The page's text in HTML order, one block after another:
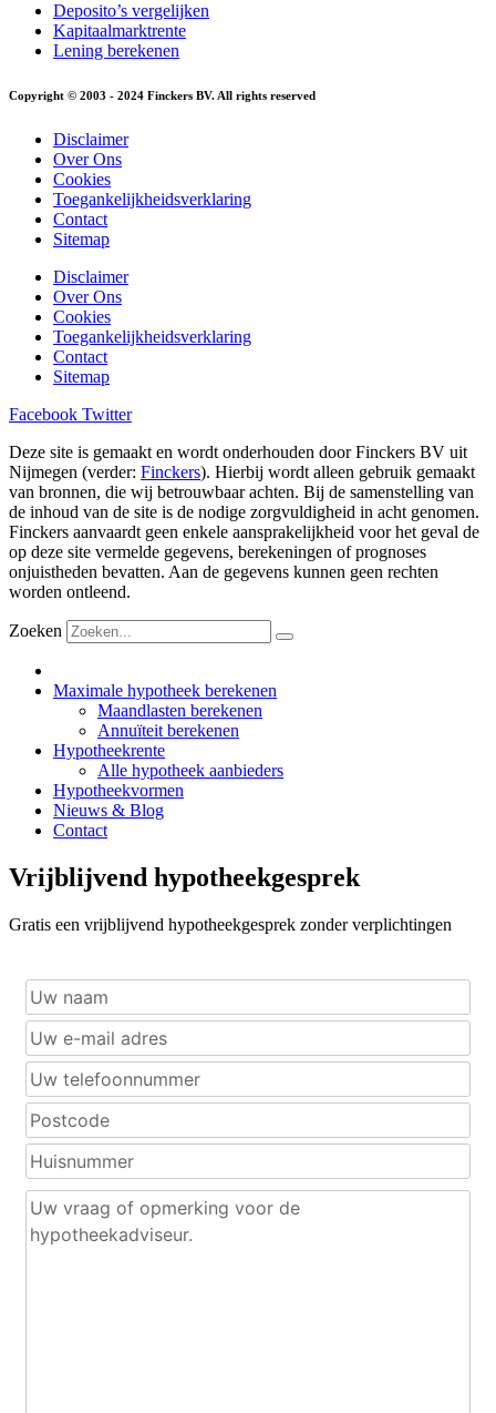
Deposito’s vergelijken
Kapitaalmarktrente
Lening berekenen
Copyright © 2003 - 2024 Finckers BV. All rights reserved
Disclaimer
Over Ons
Cookies
Toegankelijkheidsverklaring
Contact
Sitemap
Disclaimer
Over Ons
Cookies
Toegankelijkheidsverklaring
Contact
Sitemap
Facebook Twitter
Deze site is gemaakt en wordt onderhouden door Finckers BV uit
Nijmegen (verder: Finckers). Hierbij wordt alleen gebruik gemaakt
van bronnen, die wij betrouwbaar achten. Bij de samenstelling van
de inhoud van de site is de nodige zorgvuldigheid in acht genomen.
Finckers aanvaardt geen enkele aansprakelijkheid voor het geval de
op deze site vermelde gegevens, berekeningen of prognoses
onjuistheden bevatten. Aan de gegevens kunnen geen rechten
worden ontleend.
Zoeken
Maximale hypotheek berekenen
Maandlasten berekenen
Annuïteit berekenen
Hypotheekrente
Alle hypotheek aanbieders
Hypotheekvormen
Nieuws & Blog
Contact
Vrijblijvend hypotheekgesprek
Gratis een vrijblijvend hypotheekgesprek zonder verplichtingen